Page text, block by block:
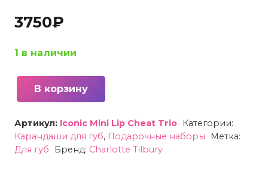
3750₽
1 в наличии
Количество
Набор
карандашей
В корзину
Артикул: Iconic Mini Lip Cheat Trio
Категории:
Карандаши для губ, Подарочные наборы
Метка:
Для губ
Бренд: Charlotte Tilbury